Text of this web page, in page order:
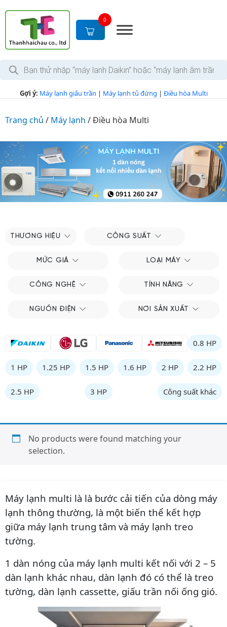
c
n
0
T
m
i
p
h
ẩ
m
Gợi ý: Máy lạnh giấu trần | Máy lạnh tủ đứng | Điều hòa Multi
Trang chủ / Máy lạnh /Điều hòa Multi
THƯƠNG HIỆU CÔNG SUẤT
MỨC GIÁ LOẠI MÁY
CÔNG NGHỆ TÍNH NĂNG
NGUỒN ĐIỆN NƠI SẢN XUẤT
0.8 HP
1 HP 1.25 HP 1.5 HP 1.6 HP 2 HP 2.2 HP
2.5 HP 3 HP Công suất khác
No products were found matching your
selection.
Máy lạnh multi là là bước cải tiến của dòng máy
lạnh thông thường, là một biến thể kết hợp
giữa máy lạnh trung tâm và máy lạnh treo
tường.
1 dàn nóng của máy lạnh multi kết nối với 2 – 5
dàn lạnh khác nhau, dàn lạnh đó có thể là treo
tường, dàn lạnh cassette, giấu trần nối ống gió.